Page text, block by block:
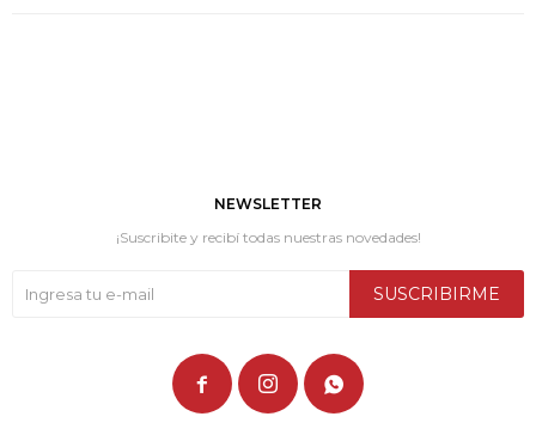
NEWSLETTER
¡Suscribite y recibí todas nuestras novedades!
SUSCRIBIRME
  